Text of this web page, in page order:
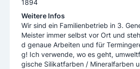
1894
Weitere Infos
Wir sind ein Familienbetrieb in 3.
Meister immer selbst vor Ort und
d genaue Arbeiten und für
g! Ich verwende, wo es geht,
gische Silikatfarben / Mineralfarben